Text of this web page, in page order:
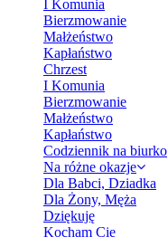
I Komunia
Bierzmowanie
Małżeństwo
Kapłaństwo
Chrzest
I Komunia
Bierzmowanie
Małżeństwo
Kapłaństwo
Codziennik na biurko
Na różne okazje
Dla Babci, Dziadka
Dla Żony, Męża
Dziękuję
Kocham Cię